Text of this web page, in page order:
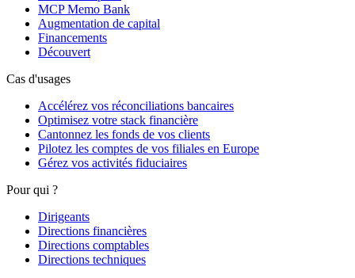
MCP Memo Bank
Augmentation de capital
Financements
Découvert
Cas d'usages
Accélérez vos réconciliations bancaires
Optimisez votre stack financière
Cantonnez les fonds de vos clients
Pilotez les comptes de vos filiales en Europe
Gérez vos activités fiduciaires
Pour qui ?
Dirigeants
Directions financières
Directions comptables
Directions techniques